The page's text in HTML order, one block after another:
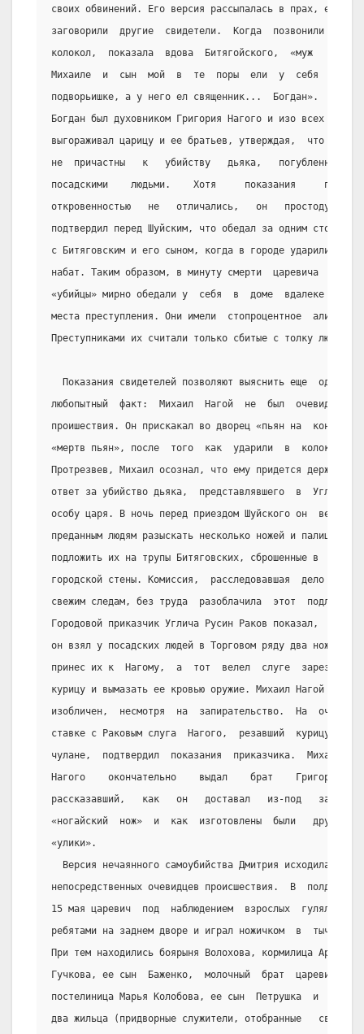
своих обвинений. Его версия рассыпалась в прах, едва
заговорили  другие  свидетели.  Когда  позвонили   в
колокол,  показала  вдова  Битягойского,  «муж   мой
Михаиле  и  сын  мой  в  те  поры  ели  у  себя   на
подворьишке, а у него ел священник...  Богдан».  Поп
Богдан был духовником Григория Нагого и изо всех сил
выгораживал царицу и ее братьев, утверждая,  что  те
не  причастны   к   убийству   дьяка,   погубленного
посадскими    людьми.    Хотя     показания     попа
откровенностью   не   отличались,   он   простодушно
подтвердил перед Шуйским, что обедал за одним столом
с Битяговским и его сыном, когда в городе ударили  в
набат. Таким образом, в минуту смерти  царевича  его
«убийцы» мирно обедали у  себя  в  доме  вдалеке  от
места преступления. Они имели  стопроцентное  алиби.
Преступниками их считали только сбитые с толку люди.
  Показания свидетелей позволяют выяснить еще  один
любопытный  факт:  Михаил  Нагой  не  был  очевидцем
проишествия. Он прискакал во дворец «пьян на  коне»,
«мертв пьян», после  того  как  ударили  в  колокол.
Протрезвев, Михаил осознал, что ему придется держать
ответ за убийство дьяка,  представлявшего  в  Угличе
особу царя. В ночь перед приездом Шуйского он  велел
преданным людям разыскать несколько ножей и палицу и
подложить их на трупы Битяговских, сброшенные в  ров
городской стены. Комиссия,  расследовавшая  дело  по
свежим следам, без труда  разоблачила  этот  подлог.
Городовой приказчик Углича Русин Раков показал,  что
он взял у посадских людей в Торговом ряду два ножа и
принес их к  Нагому,  а  тот  велел  слуге  зарезать
курицу и вымазать ее кровью оружие. Михаил Нагой был
изобличен,  несмотря  на  запирательство.  На  очной
ставке с Раковым слуга  Нагого,  резавший  курицу  в
чулане,  подтвердил  показания  приказчика.  Михаила
Нагого    окончательно    выдал    брат    Григорий,
рассказавший,   как   он   доставал   из-под   замка
«ногайский  нож»  и  как  изготовлены  были   другие
«улики».
  Версия нечаянного самоубийства Дмитрия исходила от
непосредственных очевидцев происшествия.  В  полдень
15 мая царевич  под  наблюдением  взрослых  гулял  с
ребятами на заднем дворе и играл ножичком  в  тычку.
При тем находились боярыня Волохова, кормилица Армна
Гучкова, ее сын  Баженко,  молочный  брат  царевича,
постелиница Марья Колобова, ее сын  Петрушка  и  еще
два жильца (придворные служители, отобранные   свиту